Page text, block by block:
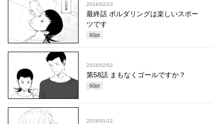
2024/02/23
最終話 ボルダリングは楽しいスポー
ツです
60pt
2024/02/02
第58話 まもなくゴールですか？
60pt
2024/01/12